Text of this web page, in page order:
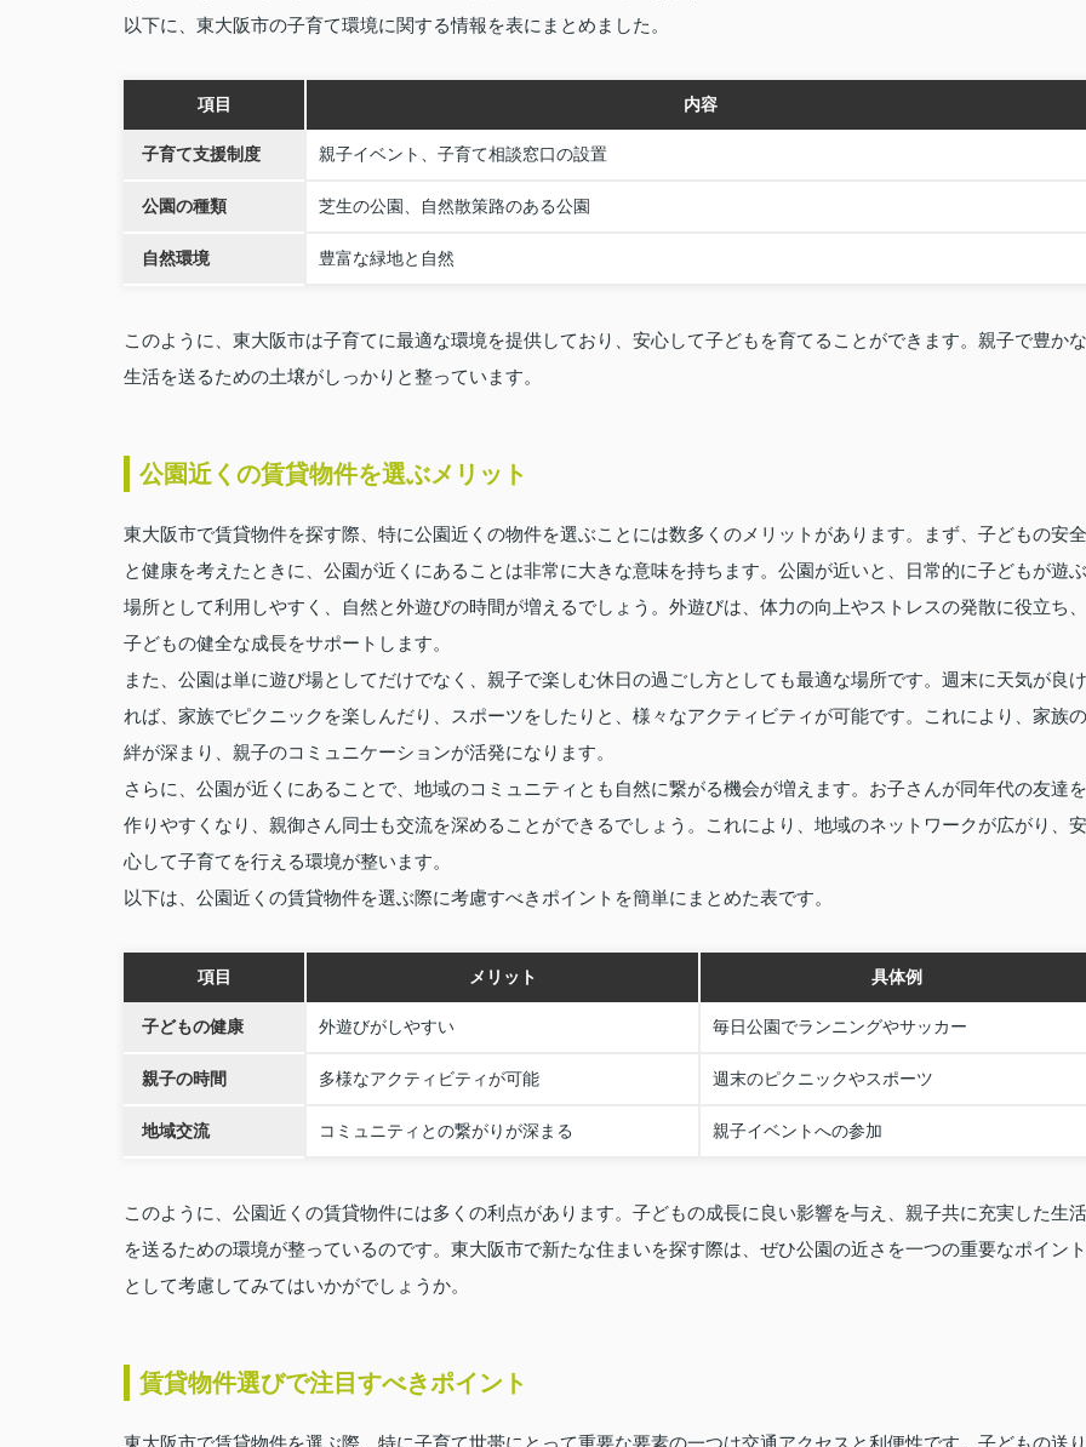
以下に、東大阪市の子育て環境に関する情報を表にまとめました。
項目 内容
子育て支援制度 親子イベント、子育て相談窓口の設置
公園の種類 芝生の公園、自然散策路のある公園
自然環境 豊富な緑地と自然
このように、東大阪市は子育てに最適な環境を提供しており、安心して子どもを育てることができます。親子で豊かな
生活を送るための土壌がしっかりと整っています。
公園近くの賃貸物件を選ぶメリット
東大阪市で賃貸物件を探す際、特に公園近くの物件を選ぶことには数多くのメリットがあります。まず、子どもの安全
と健康を考えたときに、公園が近くにあることは非常に大きな意味を持ちます。公園が近いと、日常的に子どもが遊ぶ
場所として利用しやすく、自然と外遊びの時間が増えるでしょう。外遊びは、体力の向上やストレスの発散に役立ち、
子どもの健全な成長をサポートします。
また、公園は単に遊び場としてだけでなく、親子で楽しむ休日の過ごし方としても最適な場所です。週末に天気が良け
れば、家族でピクニックを楽しんだり、スポーツをしたりと、様々なアクティビティが可能です。これにより、家族の
絆が深まり、親子のコミュニケーションが活発になります。
さらに、公園が近くにあることで、地域のコミュニティとも自然に繋がる機会が増えます。お子さんが同年代の友達を
作りやすくなり、親御さん同士も交流を深めることができるでしょう。これにより、地域のネットワークが広がり、安
心して子育てを行える環境が整います。
以下は、公園近くの賃貸物件を選ぶ際に考慮すべきポイントを簡単にまとめた表です。
項目 メリット 具体例
子どもの健康 外遊びがしやすい 毎日公園でランニングやサッカー
親子の時間 多様なアクティビティが可能 週末のピクニックやスポーツ
地域交流 コミュニティとの繋がりが深まる 親子イベントへの参加
このように、公園近くの賃貸物件には多くの利点があります。子どもの成長に良い影響を与え、親子共に充実した生活
を送るための環境が整っているのです。東大阪市で新たな住まいを探す際は、ぜひ公園の近さを一つの重要なポイント
として考慮してみてはいかがでしょうか。
賃貸物件選びで注目すべきポイント
東大阪市で賃貸物件を選ぶ際、特に子育て世帯にとって重要な要素の一つは交通アクセスと利便性です。子どもの送り